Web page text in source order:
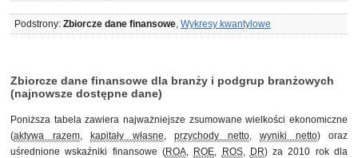
Podstrony: Zbiorcze dane finansowe, Wykresy kwantylowe
Zbiorcze dane finansowe dla branży i podgrup branżowych
(najnowsze dostępne dane)
Poniższa tabela zawiera najważniejsze zsumowane wielkości ekonomiczne
(aktywa razem, kapitały własne, przychody netto, wyniki netto) oraz
uśrednione wskaźniki finansowe (ROA, ROE, ROS, DR) za 2010 rok dla